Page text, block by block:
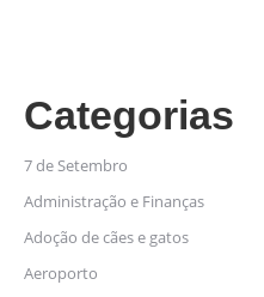
Categorias
7 de Setembro
Administração e Finanças
Adoção de cães e gatos
Aeroporto